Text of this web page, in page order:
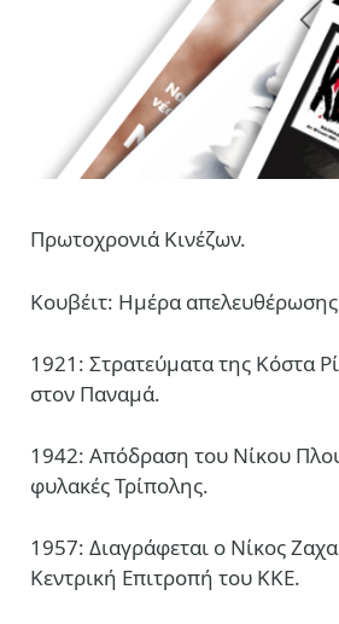
Πρωτοχρονιά Κινέζων.
Κουβέιτ: Ημέρα
1921: Στρατεύματα της Κόστα
στον Παναμά.
1942: Απόδραση του Νίκου
φυλακές Τρίπολης.
1957: Διαγράφεται ο Νίκος
Κεντρική Επιτροπή του ΚΚΕ.